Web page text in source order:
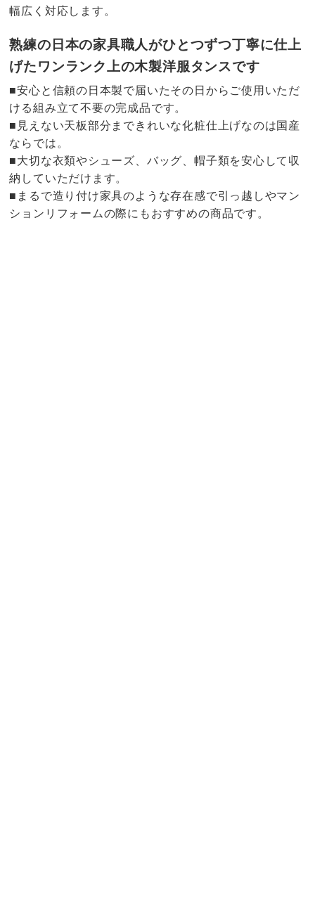
幅広く対応します。
熟練の日本の家具職人がひとつずつ丁寧に仕上
げたワンランク上の木製洋服タンスです
■安心と信頼の日本製で届いたその日からご使用いただ
ける組み立て不要の完成品です。
■見えない天板部分まできれいな化粧仕上げなのは国産
ならでは。
■大切な衣類やシューズ、バッグ、帽子類を安心して収
納していただけます。
■まるで造り付け家具のような存在感で引っ越しやマン
ションリフォームの際にもおすすめの商品です。